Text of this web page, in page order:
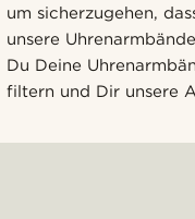
um sicherzugehen,
unsere
Du Deine
filtern und Dir unsere